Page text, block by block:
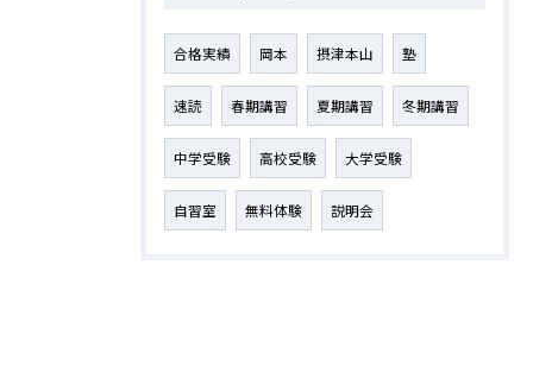
合格実績 岡本 摂津本山 塾
速読 春期講習 夏期講習 冬期講習
中学受験 高校受験 大学受験
自習室 無料体験 説明会